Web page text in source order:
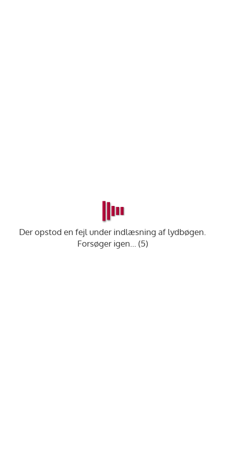
Der opstod en fejl under indlæsning af lydbøgen.
Forsøger igen… (5)